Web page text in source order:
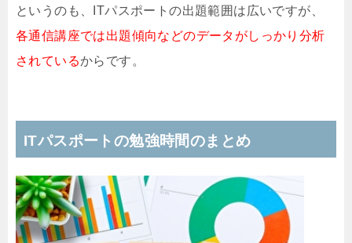
というのも、ITパスポートの出題範囲は広いですが、
各通信講座では出題傾向などのデータがしっかり分析
されているからです。
ITパスポートの勉強時間のまとめ